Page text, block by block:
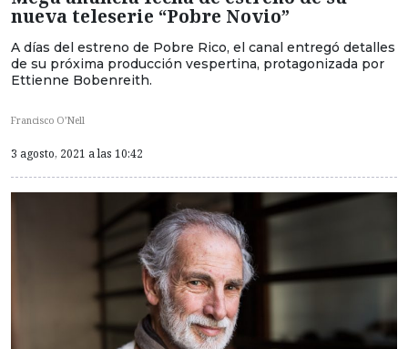
nueva teleserie “Pobre Novio”
A días del estreno de Pobre Rico, el canal entregó detalles
de su próxima producción vespertina, protagonizada por
Ettienne Bobenreith.
Francisco O’Nell
3 agosto, 2021 a las 10:42